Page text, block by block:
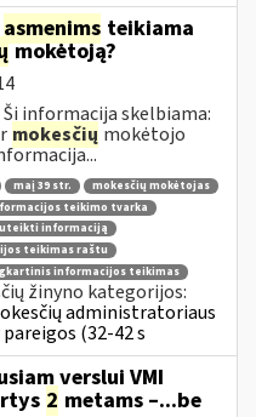
asmenims teikiama
mokėtoją?
informacija skelbiama:
mokesčių mokėtojo
maį 39 str.
mokesčių mokėtojas
teikimo tvarka
informaciją
teikimas raštu
informacijos teikimas
žinyno kategorijos:
administratoriaus
(32-42 s
verslui VMI
2 metams –...be